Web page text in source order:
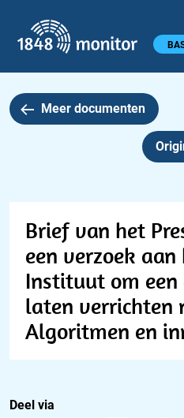
Hoofdmenu
Meer documenten
Brief van het
een verzoek
Instituut om een
laten verrichten
Algoritmen en
Deel via